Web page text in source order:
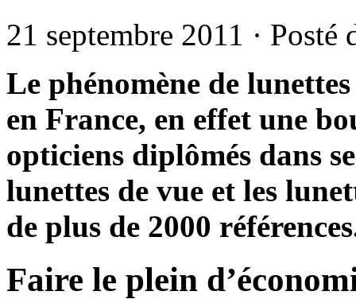
21 septembre 2011 · Posté
Le phénomène de
en France, en effet une
opticiens diplômés dans
lunettes de vue et les
de plus de 2000
Faire le plein